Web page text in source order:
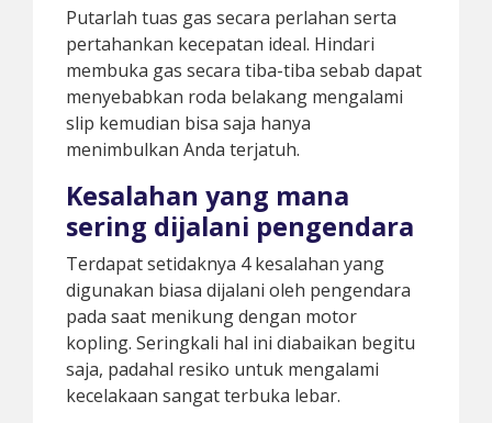
Putarlah tuas gas secara perlahan serta
pertahankan kecepatan ideal. Hindari
membuka gas secara tiba-tiba sebab dapat
menyebabkan roda belakang mengalami
slip kemudian bisa saja hanya
menimbulkan Anda terjatuh.
Kesalahan yang mana
sering dijalani pengendara
Terdapat setidaknya 4 kesalahan yang
digunakan biasa dijalani oleh pengendara
pada saat menikung dengan motor
kopling. Seringkali hal ini diabaikan begitu
saja, padahal resiko untuk mengalami
kecelakaan sangat terbuka lebar.